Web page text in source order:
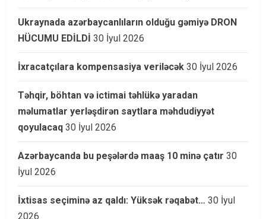
Ukraynada azərbaycanlıların olduğu gəmiyə DRON
HÜCUMU EDİLDİ 30 İyul 2026
İxracatçılara kompensasiya veriləcək 30 İyul 2026
Təhqir, böhtan və ictimai təhlükə yaradan
məlumatlar yerləşdirən saytlara məhdudiyyət
qoyulacaq 30 İyul 2026
Azərbaycanda bu peşələrdə maaş 10 minə çatır 30
İyul 2026
İxtisas seçiminə az qaldı: Yüksək rəqabət… 30 İyul
2026